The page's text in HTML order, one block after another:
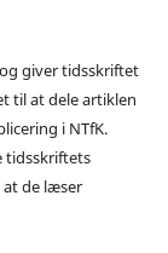
giver tidsskriftet
til at dele artiklen
i NTfK.
tidsskriftets
at de læser